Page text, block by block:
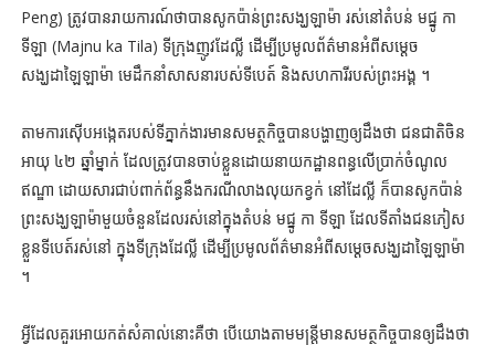
Peng) ត្រូវបានរាយការណ៍ថាបានសូកប៉ាន់ព្រះសង្ឃឡាម៉ា រស់នៅតំបន់ មជ្នូ កា
ទីឡា (Majnu ka Tila) ទីក្រុងញូវដែល្លី ដើម្បីប្រមូលព័ត៌មានអំពីសម្ដេច
សង្ឃដាឡៃឡាម៉ា មេដឹកនាំសាសនារបស់ទីបេត៍ និងសហការីរបស់ព្រះអង្គ ។
តាមការស៊ើបអង្កេតរបស់ទីភ្នាក់ងារមានសមត្ថកិច្ចបានបង្ហាញឲ្យដឹងថា ជនជាតិចិន
អាយុ ៤២ ឆ្នាំម្នាក់ ដែលត្រូវបានចាប់ខ្លួនដោយនាយកដ្ឋានពន្ធលើប្រាក់ចំណូល
ឥណ្ឌា ដោយសារជាប់ពាក់ព័ន្ធនឹងករណីលាងលុយកខ្វក់ នៅដែល្លី ក៏បានសូកប៉ាន់
ព្រះសង្ឃឡាម៉ាមួយចំនួនដែលរស់នៅក្នុងតំបន់ មជ្នូ កា ទីឡា ដែលទីតាំងជនភៀស
ខ្លួនទីបេត៍រស់នៅ ក្នុងទីក្រុងដែល្លី ដើម្បីប្រមូលព័ត៌មានអំពីសម្ដេចសង្ឃដាឡៃឡាម៉ា
។
អ្វីដែលគួរអោយកត់សំគាល់នោះគឺថា បើយោងតាមមន្រ្តីមានសមត្ថកិច្ចបានឲ្យដឹងថា